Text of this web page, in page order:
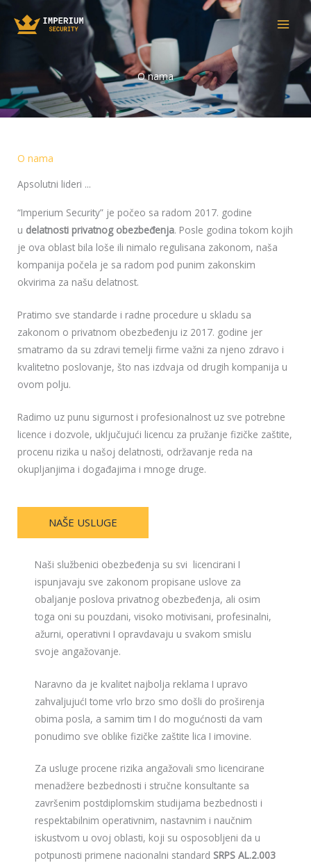
Skip
O nama
O nama
Apsolutni lideri ...
“Imperium Security” je počeo sa radom 2017. godine
u delatnosti privatnog obezbeđenja. Posle godina tokom kojih
je ova oblast bila loše ili nimalo regulisana zakonom, naša
kompanija počela je sa radom pod punim zakonskim
okvirima za našu delatnost.
Pratimo sve standarde i radne procedure u skladu sa
zakonom o privatnom obezbeđenju iz 2017. godine jer
smatramo da su zdravi temelji firme važni za njeno zdravo i
kvalitetno poslovanje, što nas izdvaja od drugih kompanija u
ovom polju.
Radimo uz punu sigurnost i profesionalnost uz sve potrebne
licence i dozvole, uključujući licencu za pružanje fizičke zaštite,
procenu rizika u našoj delatnosti, održavanje reda na
okupljanjima i događajima i mnoge druge.
NAŠE USLUGE
Naši službenici obezbeđenja su svi licencirani I
ispunjavaju sve zakonom propisane uslove za
obaljanje poslova privatnog obezbeđenja, ali osim
toga oni su pouzdani, visoko motivisani, profesinalni,
ažurni, operativni I opravdavaju u svakom smislu
svoje angažovanje.
Naravno da je kvalitet najbolja reklama I upravo
zahvaljujućI tome vrlo brzo smo došli do proširenja
obima posla, a samim tim I do mogućnosti da vam
ponudimo sve oblike fizičke zaštite lica I imovine.
Za usluge procene rizika angažovali smo licencirane
menadžere bezbednosti i stručne konsultante sa
završenim postdiplomskim studijama bezbednosti i
respektabilnim operativnim, nastavnim i naučnim
iskustvom u ovoj oblasti, koji su osposobljeni da u
potpunosti primene nacionalni standard SRPS AL.2.003